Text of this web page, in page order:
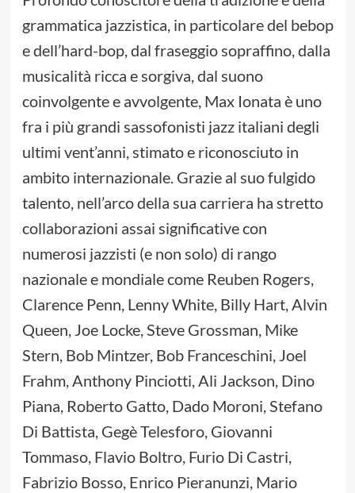
grammatica jazzistica, in particolare del bebop
e dell’hard-bop, dal fraseggio sopraffino, dalla
musicalità ricca e sorgiva, dal suono
coinvolgente e avvolgente, Max Ionata è uno
fra i più grandi sassofonisti jazz italiani degli
ultimi vent’anni, stimato e riconosciuto in
ambito internazionale. Grazie al suo fulgido
talento, nell’arco della sua carriera ha stretto
collaborazioni assai significative con
numerosi jazzisti (e non solo) di rango
nazionale e mondiale come Reuben Rogers,
Clarence Penn, Lenny White, Billy Hart, Alvin
Queen, Joe Locke, Steve Grossman, Mike
Stern, Bob Mintzer, Bob Franceschini, Joel
Frahm, Anthony Pinciotti, Ali Jackson, Dino
Piana, Roberto Gatto, Dado Moroni, Stefano
Di Battista, Gegè Telesforo, Giovanni
Tommaso, Flavio Boltro, Furio Di Castri,
Fabrizio Bosso, Enrico Pieranunzi, Mario